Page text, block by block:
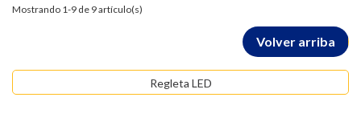
Regleta LED
Mostrando 1-9 de 9 artículo(s)
Volver arriba